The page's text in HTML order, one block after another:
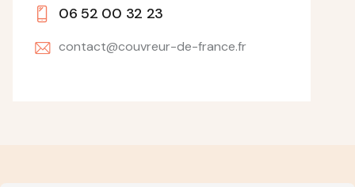
06 52 00 32 23
contact@couvreur-de-france.fr